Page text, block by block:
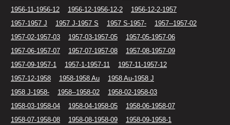
1956-11-1956-12
1956-12-1956-12-2
1956-12-2-1957
1957-1957 J
1957 J-1957 S 1957 S-1957-
1957--1957-02
1957-02-1957-03
1957-03-1957-05
1957-05-1957-06
1957-06-1957-07
1957-07-1957-08
1957-08-1957-09
1957-09-1957-1
1957-1-1957-11
1957-11-1957-12
1957-12-1958
1958-1958 Au
1958 Au-1958 J
1958 J-1958-
1958--1958-02
1958-02-1958-03
1958-03-1958-04
1958-04-1958-05
1958-06-1958-07
1958-07-1958-08
1958-08-1958-09
1958-09-1958-1